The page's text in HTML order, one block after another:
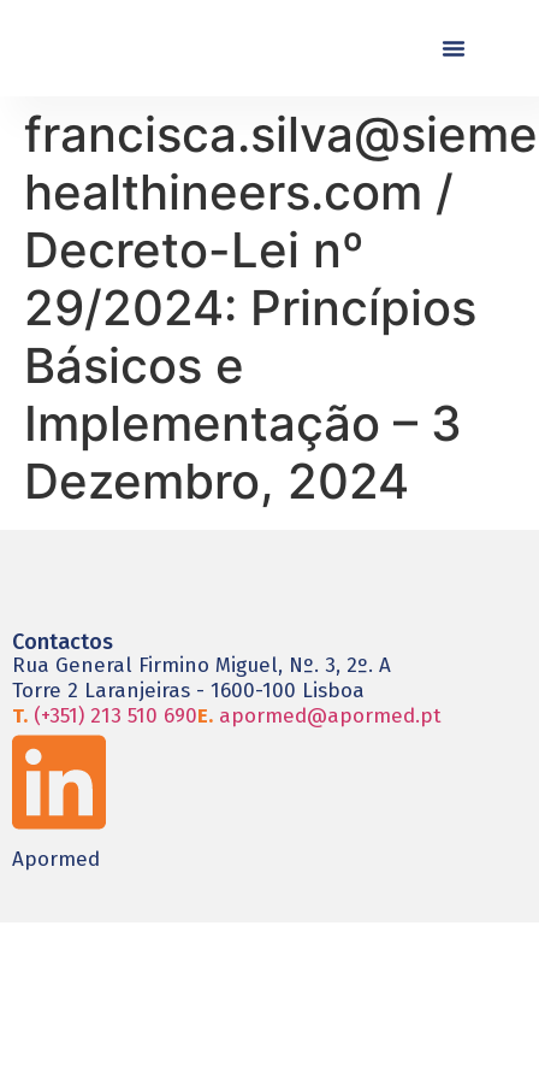
healthineers.com /
Decreto-Lei nº
29/2024: Princípios
Básicos e
Implementação – 3
Dezembro, 2024
Contactos
Rua General Firmino Miguel, Nº. 3, 2º. A
Torre 2 Laranjeiras - 1600-100 Lisboa
T. (+351) 213 510 690E. apormed@apormed.pt
Apormed